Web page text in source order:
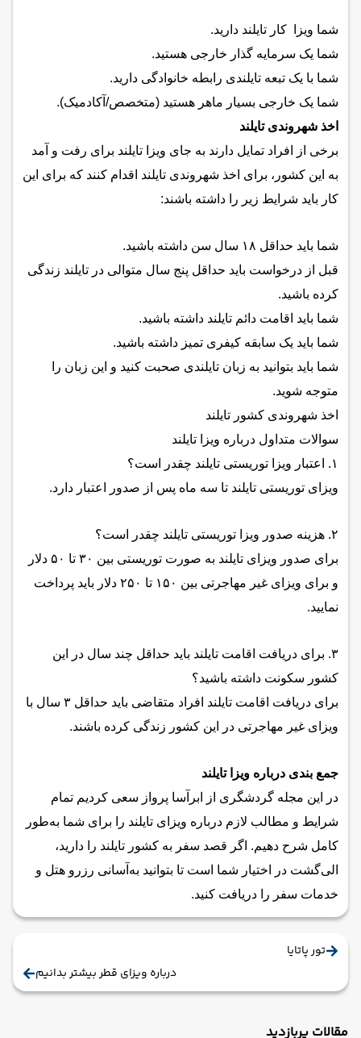
شما ویزا کار تایلند دارید.
شما یک سرمایه گذار خارجی هستید.
شما با یک تبعه تایلندی رابطه خانوادگی دارید.
شما یک خارجی بسیار ماهر هستید (متخصص/آکادمیک).
اخذ شهروندی تایلند
برخی از افراد تمایل دارند به جای ویزا تایلند برای رفت و آمد
به این کشور، برای اخذ شهروندی تایلند اقدام کنند که برای این
کار باید شرایط زیر را داشته باشند:
شما باید حداقل ۱۸ سال سن داشته باشید.
قبل از درخواست باید حداقل پنج سال متوالی در تایلند زندگی
کرده باشید.
شما باید اقامت دائم تایلند داشته باشید.
شما باید یک سابقه کیفری تمیز داشته باشید.
شما باید بتوانید به زبان تایلندی صحبت کنید و این زبان را
متوجه شوید.
اخذ شهروندی کشور تایلند
سوالات متداول درباره ویزا تایلند
۱. اعتبار ویزا توریستی تایلند چقدر است؟
ویزای توریستی تایلند تا سه ماه پس از صدور اعتبار دارد.
۲. هزینه صدور ویزا توریستی تایلند چقدر است؟
برای صدور ویزای تایلند به صورت توریستی بین ۳۰ تا ۵۰ دلار
و برای ویزای غیر مهاجرتی بین ۱۵۰ تا ۲۵۰ دلار باید پرداخت
نمایید.
۳. برای دریافت اقامت تایلند باید حداقل چند سال در این
کشور سکونت داشته باشید؟
برای دریافت اقامت تایلند افراد متقاضی باید حداقل ۳ سال با
ویزای غیر مهاجرتی در این کشور زندگی کرده باشند.
جمع بندی درباره ویزا تایلند
در این مجله گردشگری از
ابرآسا پرواز سعی کردیم تمام
شرایط و مطالب لازم درباره‌ ویزای تایلند را برای شما به‌طور
کامل شرح دهیم. اگر قصد سفر به کشور تایلند را دارید،
الی‌گشت در اختیار شما است تا بتوانید به‌آسانی رزرو هتل و
خدمات سفر را دریافت کنید.
تور پاتایا
درباره ویزای قطر بیشتر بدانیم
مقالات پربازدید